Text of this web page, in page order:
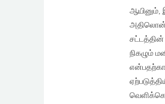
ஆயினும்,
சட்டத்தின்
நிகழும்